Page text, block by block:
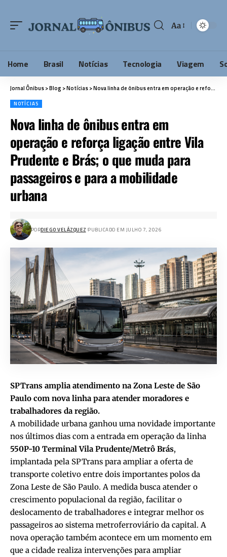
Aa
Home Brasil Notícias Tecnologia Viagem
Jornal Ônibus>Blog >Notícias>Nova linha de ônibus entra em operação e reforça ligação entre Vila Prudente e Brás; o que muda para passageiros e para a mobilidade urbana
NOTÍCIAS
Nova linha de ônibus entra em
operação e reforça ligação entre Vila
Prudente e Brás; o que muda para
passageiros e para a mobilidade
urbana
PORDIEGO VELÁZQUEZ PUBLICADO EM JULHO 7, 2026
SPTrans amplia atendimento na Zona Leste de São
Paulo com nova linha para atender moradores e
trabalhadores da região.
A mobilidade urbana ganhou uma novidade importante
nos últimos dias com a entrada em operação da linha
550P-10 Terminal Vila Prudente/Metrô Brás,
implantada pela SPTrans para ampliar a oferta de
transporte coletivo entre dois importantes polos da
Zona Leste de São Paulo. A medida busca atender o
crescimento populacional da região, facilitar o
deslocamento de trabalhadores e integrar melhor os
passageiros ao sistema metroferroviário da capital. A
nova operação também acontece em um momento em
que a cidade realiza intervenções para ampliar